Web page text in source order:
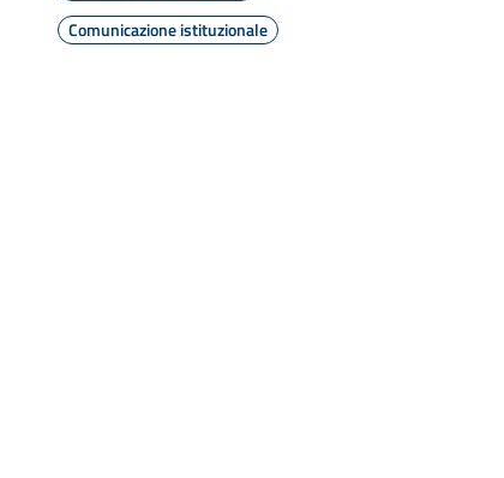
Comunicazione istituzionale